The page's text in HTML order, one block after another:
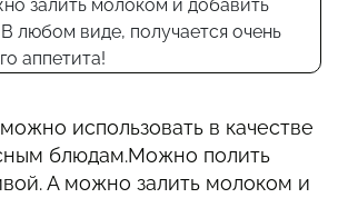
использовать в качестве
блюдам.Можно полить
А можно залить молоком и